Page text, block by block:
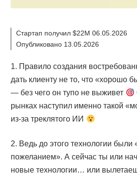
Стартап получил $22M 06.05.2026
Опубликовано 13.05.2026
1. Правило создания
дать клиенту не то, что «хорошо
— без чего он тупо не выживет
рынках наступил именно такой
из-за треклятого ИИ
2. Ведь до этого технологии были
пожеланием». А сейчас ты или
новые технологии… или